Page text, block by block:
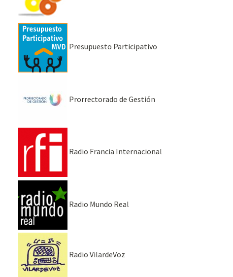
Presupuesto Participativo
Prorrectorado de Gestión
Radio Francia Internacional
Radio Mundo Real
Radio VilardeVoz